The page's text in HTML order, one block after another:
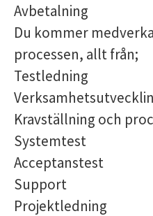
Avbetalning
Du kommer
processen, allt från;
Testledning
Kravställning och
Systemtest
Acceptanstest
Support
Projektledning